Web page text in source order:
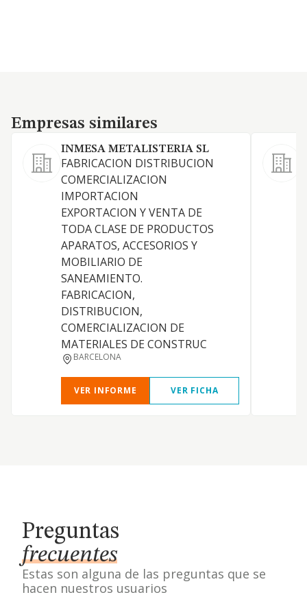
Empresas similares
Empresas similares
INMESA METALISTERIA SL
FABRICACION DISTRIBUCION
COMERCIALIZACION
IMPORTACION
EXPORTACION Y VENTA DE
TODA CLASE DE PRODUCTOS
APARATOS, ACCESORIOS Y
MOBILIARIO DE
SANEAMIENTO.
FABRICACION,
DISTRIBUCION,
COMERCIALIZACION DE
MATERIALES DE CONSTRUC
BARCELONA
VER INFORME VER FICHA
Preguntas
frecuentes
Estas son alguna de las preguntas que se
hacen nuestros usuarios